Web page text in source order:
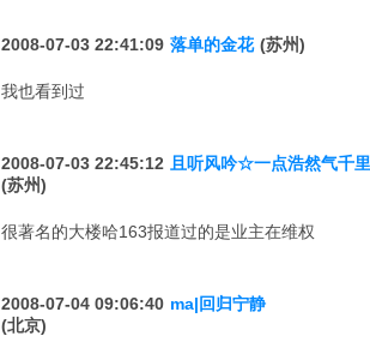
2008-07-03 22:41:09 落单的金花 (苏州)
我也看到过
2008-07-03 22:45:12 且听风吟☆一点浩然气千
(苏州)
很著名的大楼哈163报道过的是业主在维权
2008-07-04 09:06:40 ma|回归宁静
(北京)